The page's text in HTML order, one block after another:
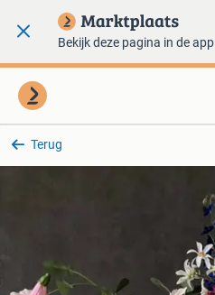
Bekijk deze pagina in de app
Terug